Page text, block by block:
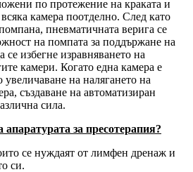
по протежение на краката и
камера поотделно. След като
пневматичната верига се
на помпата за поддържане на
избегне изравняването на
камери. Когато една камера е
на налягането на
създаване на автоматизиран
сила.
за пресотерапия?
се нуждаят от лимфен дренаж и
си.